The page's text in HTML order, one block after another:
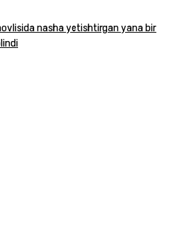
nasha yetishtirgan yana bir